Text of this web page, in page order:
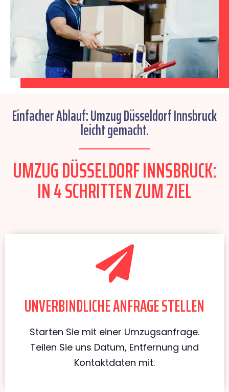
Einfacher Ablauf: Umzug Düsseldorf Innsbruck
leicht gemacht.
UMZUG DÜSSELDORF INNSBRUCK:
IN 4 SCHRITTEN ZUM ZIEL
UNVERBINDLICHE ANFRAGE STELLEN
Starten Sie mit einer Umzugsanfrage.
Teilen Sie uns Datum, Entfernung und
Kontaktdaten mit.